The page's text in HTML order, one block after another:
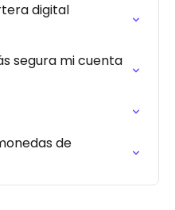
digital
segura mi cuenta
de